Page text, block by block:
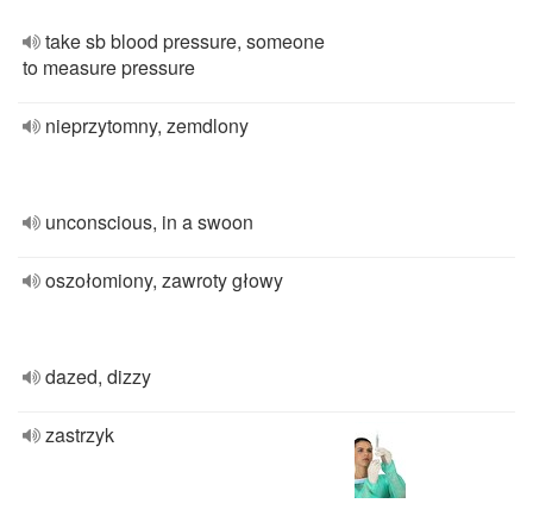
take sb blood pressure, someone
to measure pressure
nieprzytomny, zemdlony
unconscious, in a swoon
oszołomiony, zawroty głowy
dazed, dizzy
zastrzyk